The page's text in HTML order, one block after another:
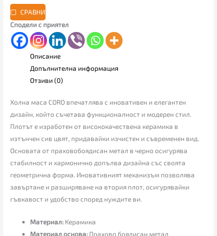
СРАВНИ
Сподели с приятел
Описание
Допълнителна информация
Отзиви (0)
Холна маса CORO впечатлява с иновативен и елегантен
дизайн, който съчетава функционалност и модерен стил.
Плотът е изработен от висококачествена керамика в
изтънчен сив цвят, придавайки изчистен и съвременен вид.
Основата от праховобоядисан метал в черно осигурява
стабилност и хармонично допълва дизайна със своята
геометрична форма. Иновативният механизъм позволява
завъртане и разширяване на втория плот, осигурявайки
гъвкавост и удобство според нуждите ви.
Материал: Керамика
Материал основа: Прахово боядисан метал